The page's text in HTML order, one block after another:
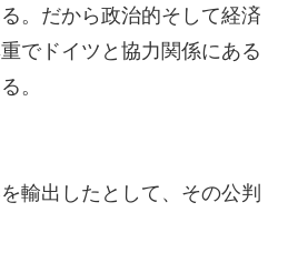
。だから政治的そして経済
でドイツと協力関係にある
。
輸出したとして、その公判